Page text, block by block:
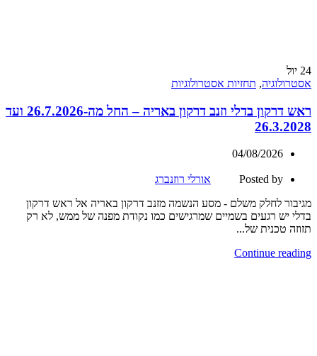
24 יול
אסטרולוגיה, תחזיות אסטרולוגיות
ראש דרקון בדלי וזנב דרקון באריה – החל מה-26.7.2026 ועד
26.3.2028
04/08/2026
Posted by
אורלי רוזנברג
מגיבור לחלק משלם - מסע הנשמה מזנב דרקון באריה אל ראש דרקון
בדלי יש רגעים בשמיים שמרגישים כמו נקודת מפנה של ממש, לא רק
תזוזה טכנית של...
Continue reading